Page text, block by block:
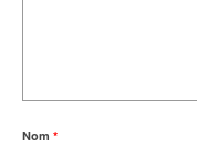
Nom *